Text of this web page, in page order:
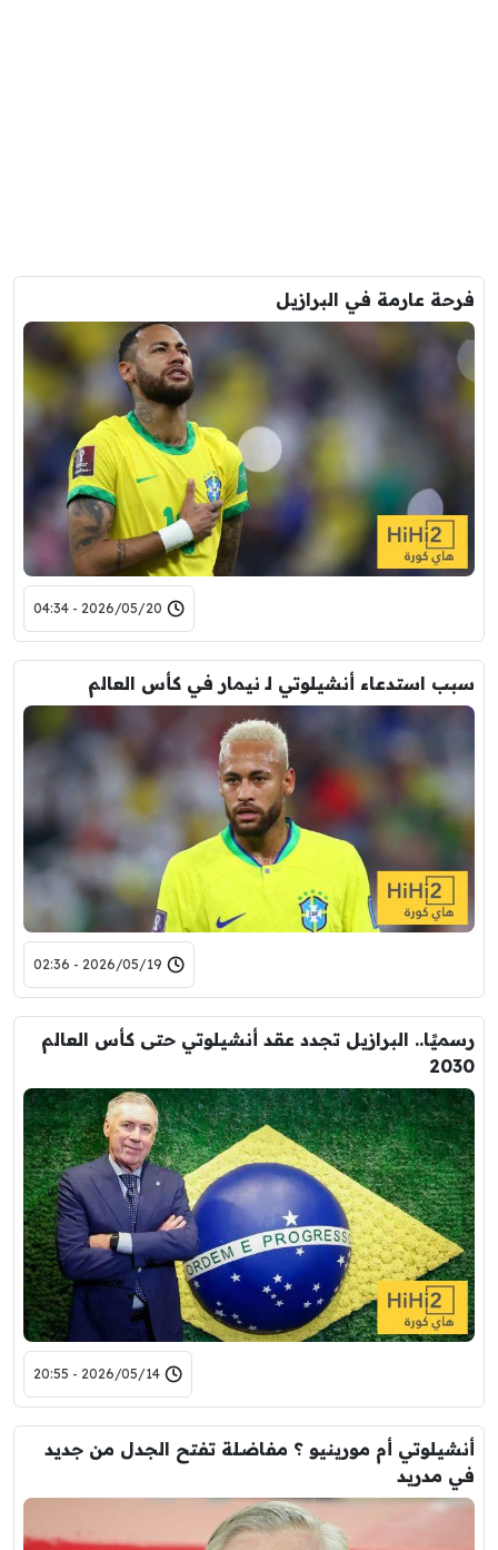
فرحة عارمة في البرازيل
2026/05/20 - 04:34
سبب استدعاء أنشيلوتي لـ نيمار في كأس العالم
2026/05/19 - 02:36
رسميًا.. البرازيل تجدد عقد أنشيلوتي حتى كأس العالم
2030
2026/05/14 - 20:55
أنشيلوتي أم مورينيو ؟ مفاضلة تفتح الجدل من جديد
في مدريد